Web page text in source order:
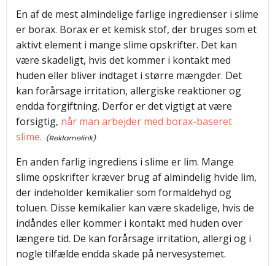
En af de mest almindelige farlige ingredienser i slime
er borax. Borax er et kemisk stof, der bruges som et
aktivt element i mange slime opskrifter. Det kan
være skadeligt, hvis det kommer i kontakt med
huden eller bliver indtaget i større mængder. Det
kan forårsage irritation, allergiske reaktioner og
endda forgiftning. Derfor er det vigtigt at være
forsigtig, når man arbejder med borax-baseret
slime.
En anden farlig ingrediens i slime er lim. Mange
slime opskrifter kræver brug af almindelig hvide lim,
der indeholder kemikalier som formaldehyd og
toluen. Disse kemikalier kan være skadelige, hvis de
indåndes eller kommer i kontakt med huden over
længere tid. De kan forårsage irritation, allergi og i
nogle tilfælde endda skade på nervesystemet.